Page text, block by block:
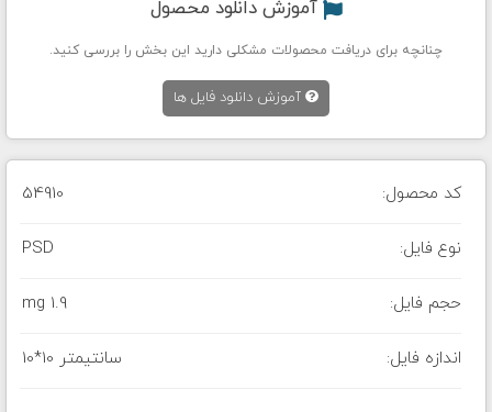
آموزش دانلود محصول
چنانچه برای دریافت محصولات مشکلی دارید این بخش را بررسی کنید.
آموزش دانلود فایل ها
کد محصول: 54910
نوع فایل: PSD
حجم فایل: 1.9 mg
اندازه فایل: 10*10 سانتیمتر